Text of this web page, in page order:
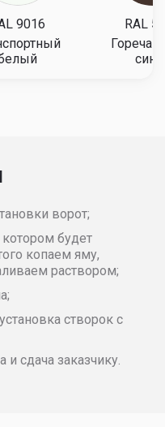
9016
RAL
ворот;
будет
копаем яму,
раствором;
створок с
сдача заказчику.